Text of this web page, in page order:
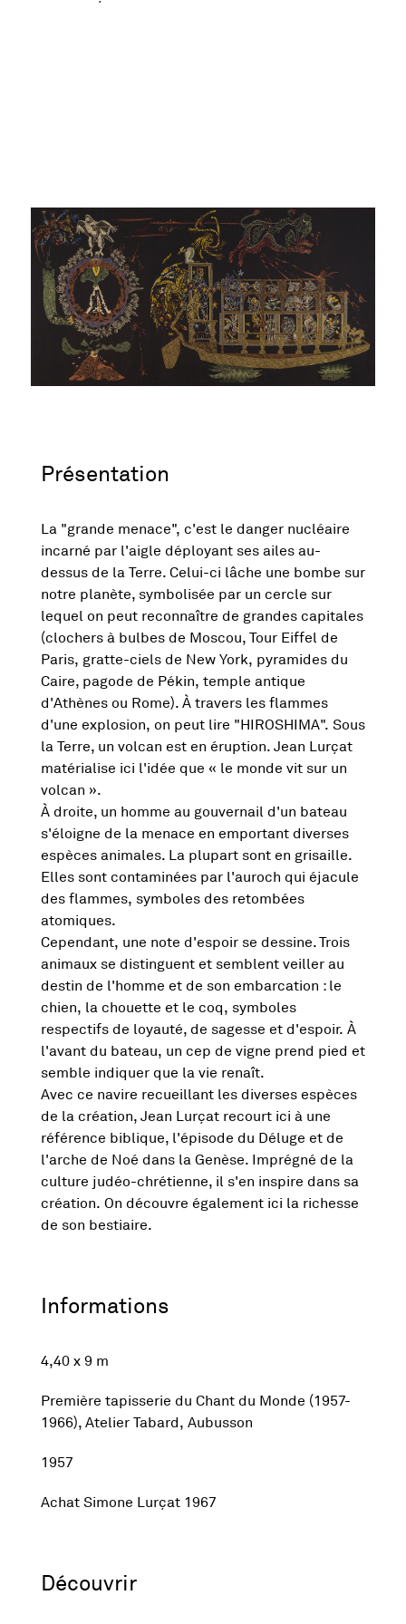
Présentation
La "grande menace", c'est le danger nucléaire
incarné par l'aigle déployant ses ailes au-
dessus de la Terre. Celui-ci lâche une bombe sur
notre planète, symbolisée par un cercle sur
lequel on peut reconnaître de grandes capitales
(clochers à bulbes de Moscou, Tour Eiffel de
Paris, gratte-ciels de New York, pyramides du
Caire, pagode de Pékin, temple antique
d'Athènes ou Rome). À travers les flammes
d'une explosion, on peut lire "HIROSHIMA". Sous
la Terre, un volcan est en éruption. Jean Lurçat
matérialise ici l'idée que « le monde vit sur un
volcan ».
À droite, un homme au gouvernail d'un bateau
s'éloigne de la menace en emportant diverses
espèces animales. La plupart sont en grisaille.
Elles sont contaminées par l'auroch qui éjacule
des flammes, symboles des retombées
atomiques.
Cependant, une note d'espoir se dessine. Trois
animaux se distinguent et semblent veiller au
destin de l'homme et de son embarcation : le
chien, la chouette et le coq, symboles
respectifs de loyauté, de sagesse et d'espoir. À
l'avant du bateau, un cep de vigne prend pied et
semble indiquer que la vie renaît.
Avec ce navire recueillant les diverses espèces
de la création, Jean Lurçat recourt ici à une
référence biblique, l'épisode du Déluge et de
l'arche de Noé dans la Genèse. Imprégné de la
culture judéo-chrétienne, il s'en inspire dans sa
création. On découvre également ici la richesse
de son bestiaire.
Informations
4,40 x 9 m
Première tapisserie du Chant du Monde (1957-
1966), Atelier Tabard, Aubusson
1957
Achat Simone Lurçat 1967
Découvrir